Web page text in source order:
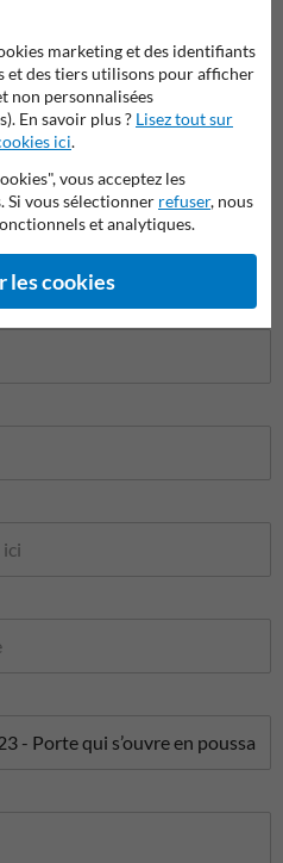
marketing et des identifiants
et des tiers utilisons pour afficher
non personnalisées
En savoir plus ? Lisez tout sur
ici.
vous acceptez les
Si vous sélectionner refuser, nous
et analytiques.
les cookies